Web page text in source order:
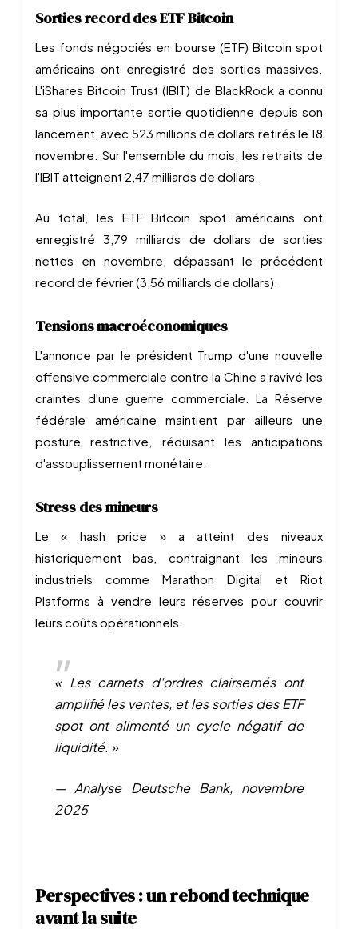
Sorties record des ETF Bitcoin
Les fonds négociés en bourse (ETF) Bitcoin spot
américains ont enregistré des sorties massives.
L'iShares Bitcoin Trust (IBIT) de BlackRock a connu
sa plus importante sortie quotidienne depuis son
lancement, avec 523 millions de dollars retirés le 18
novembre. Sur l'ensemble du mois, les retraits de
l'IBIT atteignent 2,47 milliards de dollars.
Au total, les ETF Bitcoin spot américains ont
enregistré 3,79 milliards de dollars de sorties
nettes en novembre, dépassant le précédent
record de février (3,56 milliards de dollars).
Tensions macroéconomiques
L'annonce par le président Trump d'une nouvelle
offensive commerciale contre la Chine a ravivé les
craintes d'une guerre commerciale. La Réserve
fédérale américaine maintient par ailleurs une
posture restrictive, réduisant les anticipations
d'assouplissement monétaire.
Stress des mineurs
Le « hash price » a atteint des niveaux
historiquement bas, contraignant les mineurs
industriels comme Marathon Digital et Riot
Platforms à vendre leurs réserves pour couvrir
leurs coûts opérationnels.
« Les carnets d'ordres clairsemés ont
amplifié les ventes, et les sorties des ETF
spot ont alimenté un cycle négatif de
liquidité. »
— Analyse Deutsche Bank, novembre
2025
Perspectives : un rebond technique
avant la suite